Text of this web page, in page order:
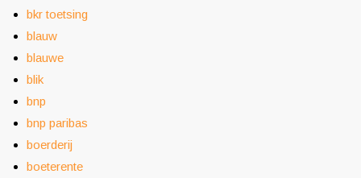
bkr toetsing
blauw
blauwe
blik
bnp
bnp paribas
boerderij
boeterente